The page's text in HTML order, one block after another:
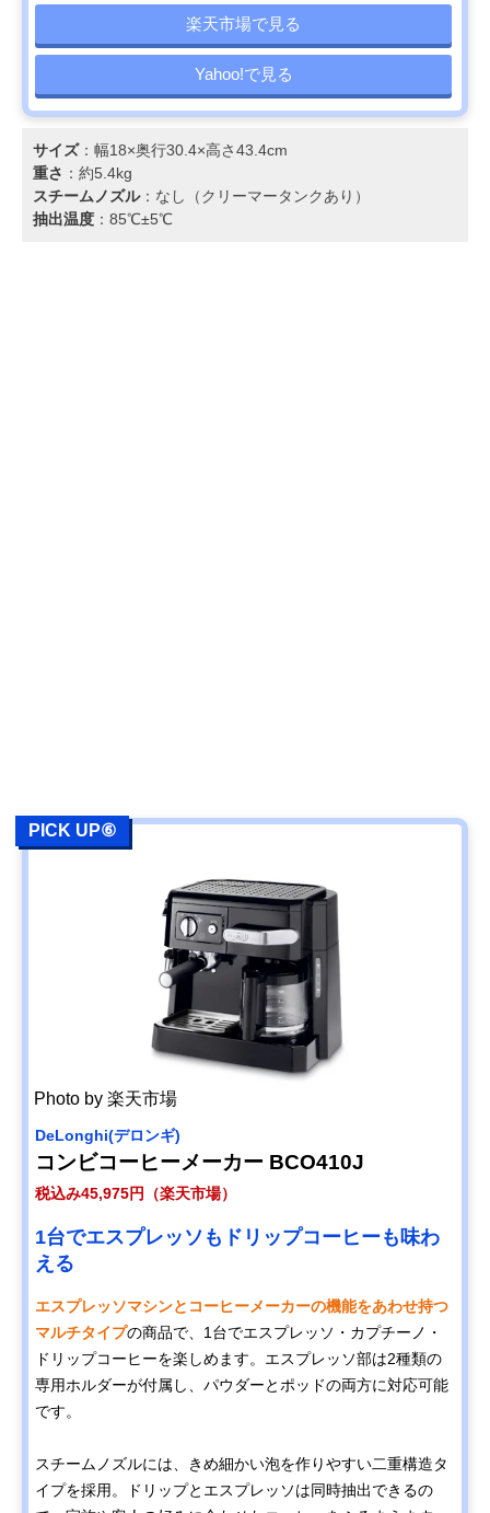
楽天市場で見る
Yahoo!で見る
サイズ：幅18×奥行30.4×高さ43.4cm
重さ ：約5.4kg
スチームノズル：なし（クリーマータンクあり）
抽出温度 ：85℃±5℃
PICK UP⑥
Photo by 楽天市場
DeLonghi(デロンギ)
コンビコーヒーメーカー BCO410J
税込み45,975円（楽天市場）
1台でエスプレッソもドリップコーヒーも味わ
える
エスプレッソマシンとコーヒーメーカーの機能をあわせ持つ
マルチタイプの商品で、1台でエスプレッソ・カプチーノ・
ドリップコーヒーを楽しめます。エスプレッソ部は2種類の
専用ホルダーが付属し、パウダーとポッドの両方に対応可能
です。
スチームノズルには、きめ細かい泡を作りやすい二重構造タ
イプを採用。ドリップとエスプレッソは同時抽出できるの